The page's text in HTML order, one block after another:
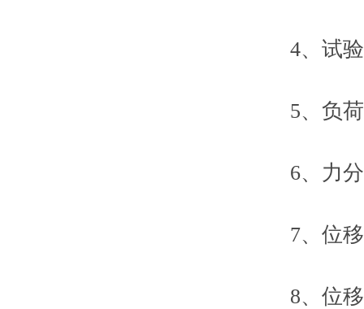
4、试验
5、负荷
6、力分
7、位移
8、位移